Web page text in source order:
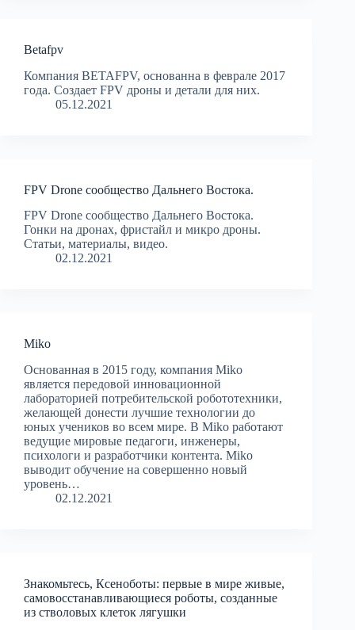
Betafpv
Компания BETAFPV, основанна в феврале 2017
года. Создает FPV дроны и детали для них.
05.12.2021
FPV Drone сообщество Дальнего Востока.
FPV Drone сообщество Дальнего Востока.
Гонки на дронах, фристайл и микро дроны.
Статьи, материалы, видео.
02.12.2021
Miko
Основанная в 2015 году, компания Miko
является передовой инновационной
лабораторией потребительской робототехники,
желающей донести лучшие технологии до
юных учеников во всем мире. В Miko работают
ведущие мировые педагоги, инженеры,
психологи и разработчики контента. Miko
выводит обучение на совершенно новый
уровень…
02.12.2021
Знакомьтесь, Ксеноботы: первые в мире живые,
самовосстанавливающиеся роботы, созданные
из стволовых клеток лягушки